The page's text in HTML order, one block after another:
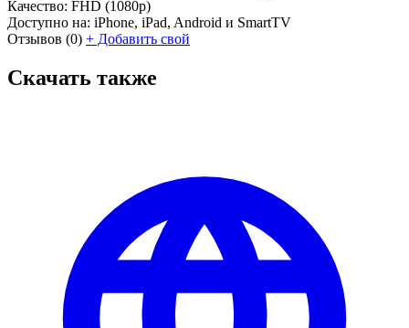
Качество: FHD (1080p)
Доступно на: iPhone, iPad, Android и SmartTV
Отзывов (0) + Добавить свой
Скачать также